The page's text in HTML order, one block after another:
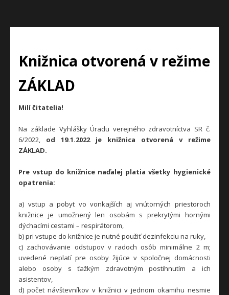
Knižnica otvorená v režime
ZÁKLAD
Milí čitatelia!
Na základe Vyhlášky Úradu verejného zdravotníctva SR č.
6/2022, od 19.1.2022 je knižnica otvorená v režime
ZÁKLAD.
Pre vstup do knižnice naďalej platia všetky hygienické
opatrenia:
a) vstup a pobyt vo vonkajších aj vnútorných priestoroch
knižnice je umožnený len osobám s prekrytými hornými
dýchacími cestami – respirátorom,
b) pri vstupe do knižnice je nutné použiť dezinfekciu na ruky,
c) zachovávanie odstupov v radoch osôb minimálne 2 m;
uvedené neplatí pre osoby žijúce v spoločnej domácnosti
alebo osoby s ťažkým zdravotným postihnutím a ich
asistentov,
d) počet návštevníkov v knižnici v jednom okamihu nesmie